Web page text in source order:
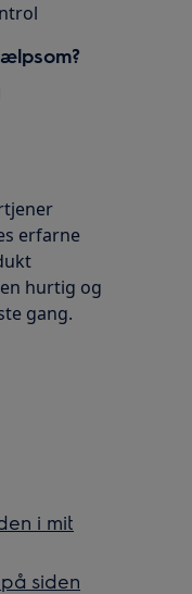
erfarne
hurtig og
gang.
i mit
siden